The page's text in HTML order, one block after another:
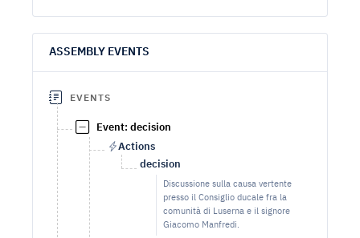
ASSEMBLY EVENTS
EVENTS
Event: decision
Actions
decision
Discussione sulla causa vertente
presso il Consiglio ducale fra la
comunità di Luserna e il signore
Giacomo Manfredi.